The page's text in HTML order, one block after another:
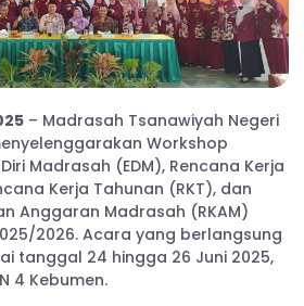
– Madrasah Tsanawiyah Negeri
Workshop
Madrasah (EDM), Rencana Kerja
Kerja Tahunan (RKT), dan
Anggaran Madrasah (RKAM)
2026. Acara yang berlangsung
tanggal 24 hingga 26 Juni 2025,
4 Kebumen.